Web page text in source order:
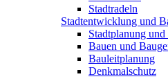
Stadtradeln
Stadtentwicklung und
Stadtplanung
Bauen und
Bauleitplanung
Denkmalschutz